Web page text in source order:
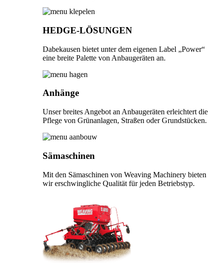
HEDGE-LÖSUNGEN
Dabekausen bietet unter dem eigenen Label „Power“
eine breite Palette von Anbaugeräten an.
Anhänge
Unser breites Angebot an Anbaugeräten erleichtert die
Pflege von Grünanlagen, Straßen oder Grundstücken.
Sämaschinen
Mit den Sämaschinen von Weaving Machinery bieten
wir erschwingliche Qualität für jeden Betriebstyp.